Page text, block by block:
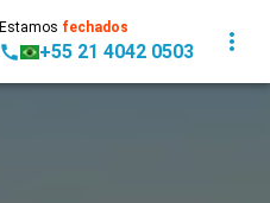
Estamos fechados
+55 21 4042 0503